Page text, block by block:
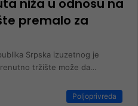
niža u odnosu na
premalo za
Srpska izuzetnog je
tržište može da…
Poljoprivreda